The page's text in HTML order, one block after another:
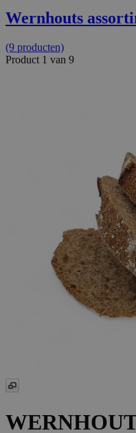
Wernhouts
(9 producten)
Product 1 van 9